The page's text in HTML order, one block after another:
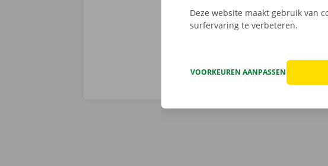
fout heeft.
Zo rij je
Deze website maakt gebruik van
surfervaring te verbeteren.
VOORKEUREN AANPASSEN